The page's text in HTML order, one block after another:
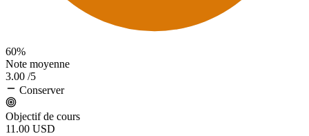
60%
Note moyenne
3.00 /5
Conserver
Objectif de cours
11.00 USD